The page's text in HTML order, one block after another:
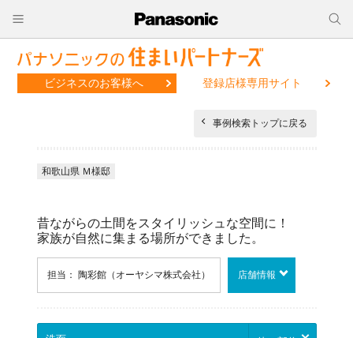
ビジネスのお客様へ 登録店様専用サイト
事例検索トップに戻る
和歌山県 Ｍ様邸
昔ながらの土間をスタイリッシュな空間に！
家族が自然に集まる場所ができました。
担当： 陶彩館（オーヤシマ株式会社） 店舗情報